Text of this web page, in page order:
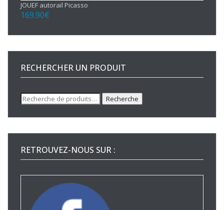
JOUEF autorail Picasso
169.90€
RECHERCHER UN PRODUIT
Recherche
pour :
Recherche
RETROUVEZ-NOUS SUR :